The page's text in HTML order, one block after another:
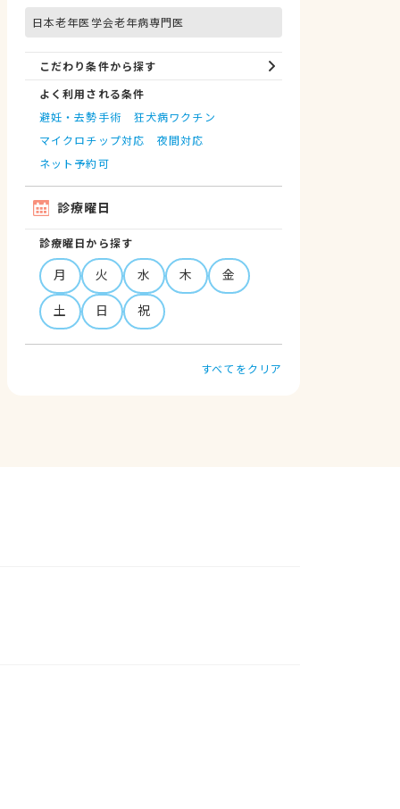
日本老年医学会老年病専門医
こだわり条件から探す
よく利用される条件
避妊・去勢手術
狂犬病ワクチン
マイクロチップ対応
夜間対応
ネット予約可
診療曜日
診療曜日から探す
月 火 水 木
金
土
日 祝
すべてをクリア